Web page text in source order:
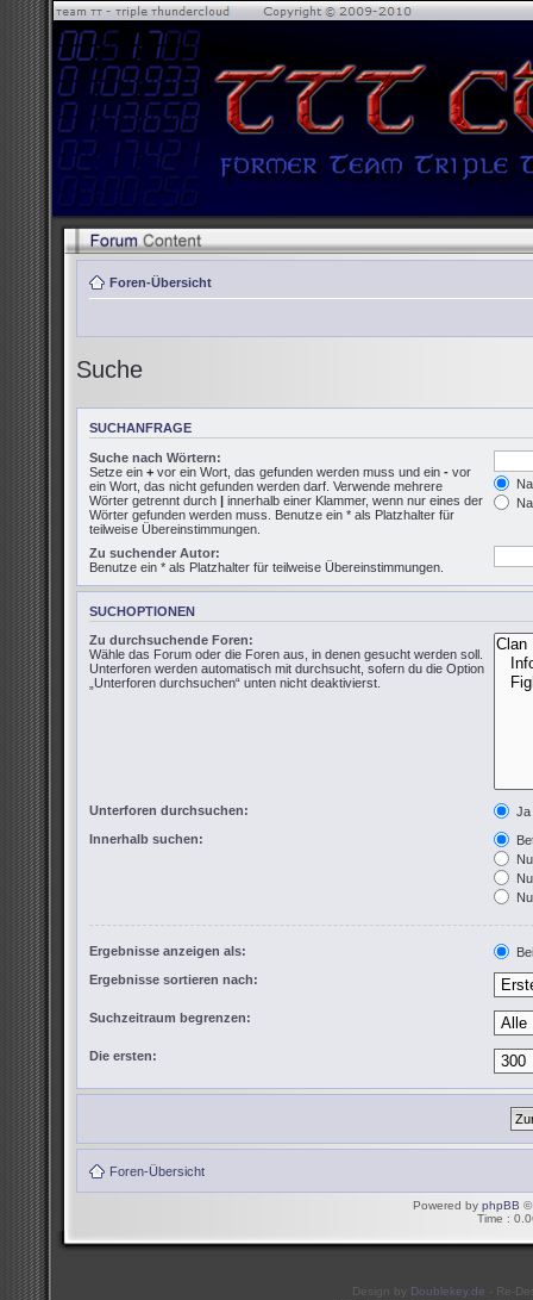
Foren-Übersicht
Suche
SUCHANFRAGE
Suche nach Wörtern:
Setze ein + vor ein Wort, das gefunden werden muss und ein - vor
ein Wort, das nicht gefunden werden darf. Verwende mehrere
Wörter getrennt durch | innerhalb einer Klammer, wenn nur eines der
Wörter gefunden werden muss. Benutze ein * als Platzhalter für
teilweise Übereinstimmungen.
Zu suchender Autor:
Benutze ein * als Platzhalter für teilweise Übereinstimmungen.
SUCHOPTIONEN
Zu durchsuchende Foren:
Wähle das Forum oder die Foren aus, in denen gesucht werden soll.
Unterforen werden automatisch mit durchsucht, sofern du die Option
„Unterforen durchsuchen“ unten nicht deaktivierst.
Unterforen durchsuchen:
Ja
Innerhalb suchen:
Ergebnisse anzeigen als:
Ergebnisse sortieren nach:
Suchzeitraum begrenzen:
Die ersten:
Foren-Übersicht
Powered by phpBB ©
Time :
Design by Doublekey.de - Re-